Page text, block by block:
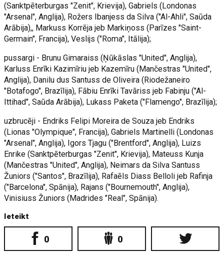
(Sanktpēterburgas "Zenit", Krievija), Gabriels (Londonas
"Arsenal", Anglija), Rožers Ibanjess da Silva ("Al-Ahli", Saūda
Arābija),, Markuss Korrēja jeb Markiņoss (Parīzes "Saint-
Germain", Francija), Veslijs ("Roma", Itālija);
pussargi - Brunu Gimaraiss (Ņūkāslas "United", Anglija),
Karluss Enrīki Kazimīriu jeb Kazemīru (Mančestras "United",
Anglija), Danilu dus Santuss de Oliveira (Riodežaneiro
"Botafogo", Brazīlija), Fābiu Enrīki Tavāriss jeb Fabinju ("Al-
Ittihad", Saūda Arābija), Lukass Paketa ("Flamengo", Brazīlija);
uzbrucēji - Endriks Felipi Moreira de Souza jeb Endriks
(Lionas "Olympique", Francija), Gabriels Martinelli (Londonas
"Arsenal", Anglija), Igors Tjagu ("Brentford", Anglija), Luizs
Enrike (Sanktpēterburgas "Zenit", Krievija), Mateuss Kunja
(Mančestras "United", Anglija), Neimars da Silva Santuss
Žuniors ("Santos", Brazīlija), Rafaēls Diass Belloli jeb Rafinja
("Barcelona", Spānija), Rajans ("Bournemouth", Anglija),
Vinisiuss Žuniors (Madrides "Real", Spānija).
Ieteikt
0 0